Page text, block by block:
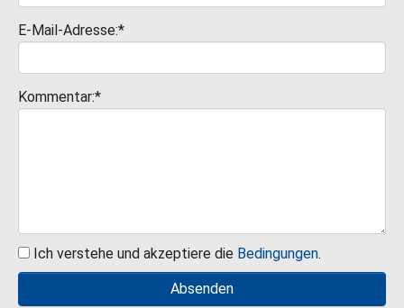
E-Mail-Adresse:*
Kommentar:*
Ich verstehe und akzeptiere die Bedingungen.